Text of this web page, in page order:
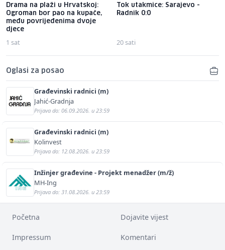
Drama na plaži u Hrvatskoj:
Ogroman bor pao na kupače,
među povrijeđenima dvoje
djece
1 sat
Tok utakmice: Sarajevo -
Radnik 0:0
20 sati
Oglasi za posao
Građevinski radnici (m)
Jahić-Gradnja
Prijava do: 06.09.2026. u 23:59
Građevinski radnici (m)
Kolinvest
Prijava do: 12.08.2026. u 23:59
Inžinjer građevine - Projekt menadžer (m/ž)
MH-Ing
Prijava do: 31.08.2026. u 23:59
Početna Dojavite vijest
Impressum Komentari